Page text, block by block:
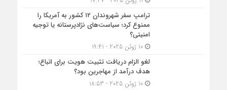
ترامپ سفر شهروندان ۱۲ کشور به آمریکا را
ممنوع کرد؛ سیاست‌های نژادپرستانه یا توجیه
امنیتی؟
10 ژوئن 2025 - 19:41
لغو الزام دریافت تثبیت هویت برای اتباع؛
هدف درآمد از مهاجرین بود؟
10 ژوئن 2025 - 18:53